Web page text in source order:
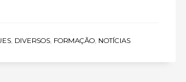
, DIVERSOS, FORMAÇÃO, NOTÍCIAS